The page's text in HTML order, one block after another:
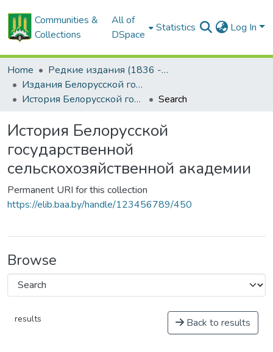
Communities &
Collections
All of
DSpace
Statistics Log In
Home
Редкие издания (1836 - 1940 гг.)
Издания Белорусской государственной сельскохозяйственной академии
История Белорусской государственной сельскохозяйственной академии
Search
История Белорусской
государственной
сельскохозяйственной академии
Permanent URI for this collection
https://elib.baa.by/handle/123456789/450
Browse
results Back to results